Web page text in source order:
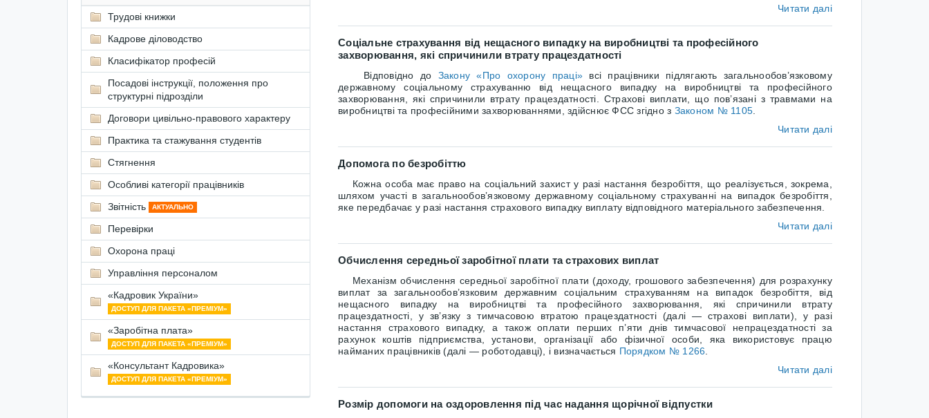
Читати далі
Соціальне страхування від нещасного випадку на виробництві та професійного
захворювання, які спричинили втрату працездатності
Відповідно до Закону «Про охорону праці» всі працівники підлягають загальнообов’язковому
державному соціальному страхуванню від нещасного випадку на виробництві та професійного
захворювання, які спричинили втрату працездатності. Страхові виплати, що пов’язані з травмами на
виробництві та професійними захворюваннями, здійснює ФСС згідно з Законом № 1105
Читати далі
Допомога по безробіттю
Кожна особа має право на соціальний захист у разі настання безробіття, що реалізується, зокрема,
шляхом участі в загальнообов’язковому державному соціальному страхуванні на випадок безробіття,
яке передбачає у разі настання страхового випадку виплату відповідного матеріального забезпечення.
Читати далі
Обчислення середньої заробітної плати та страхових виплат
Механізм обчислення середньої заробітної плати (доходу, грошового забезпечення) для розрахунку
виплат за загальнообов’язковим державним соціальним страхуванням на випадок безробіття, від
нещасного випадку на виробництві та професійного захворювання, які спричинили втрату
працездатності, у зв’язку з тимчасовою втратою працездатності (далі — страхові виплати), у разі
настання страхового випадку, а також оплати перших п’яти днів тимчасової непрацездатності за
рахунок коштів підприємства, установи, організації або фізичної особи, яка використовує працю
найманих працівників (далі — роботодавці), і визначається Порядком № 1266
Читати далі
Розмір допомоги на оздоровлення під час надання щорічної відпустки
Трудові книжки
Кадрове діловодство
Класифікатор професій
Посадові інструкції, положення про
структурні підрозділи
Договори цивільно-правового характеру
Практика та стажування студентів
Стягнення
Особливі категорії працівників
Звітність
АКТУАЛЬНО
Перевірки
Охорона праці
Управління персоналом
«Кадровик України»
ДОСТУП ДЛЯ ПАКЕТА «ПРЕМІУМ»
«Заробітна плата»
ДОСТУП ДЛЯ ПАКЕТА «ПРЕМІУМ»
«Консультант Кадровика»
ДОСТУП ДЛЯ ПАКЕТА «ПРЕМІУМ»